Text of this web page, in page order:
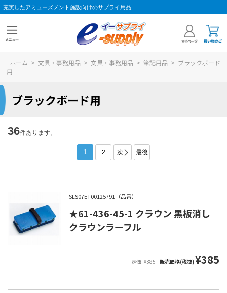
充実したアミューズメント施設向けのサプライ用品
ホーム > 文具・事務用品 > 文具・事務用品 > 筆記用品 > ブラックボード
用
ブラックボード用
36件あります。
1 2 次 最後
SLS07ET00125791（品番）
★61-436-45-1 クラウン 黒板消し
クラウンラーフル
定価: ¥385 販売価格(税抜)¥385